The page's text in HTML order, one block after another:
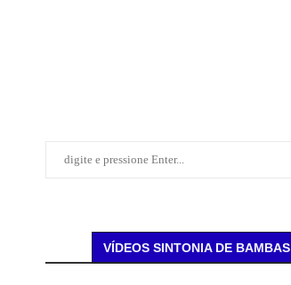
VÍDEOS SINTONIA DE BAMBAS